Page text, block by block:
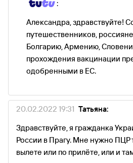
:
Александра, здравствуйте!
путешественников,
Болгарию, Армению,
прохождения вакцинации
одобренными в ЕС.
20.02.2022 19:31 Татьяна:
Здравствуйте, я гражданка
России в Прагу. Мне нужно ПЦР
вылете или по прилёте, или и